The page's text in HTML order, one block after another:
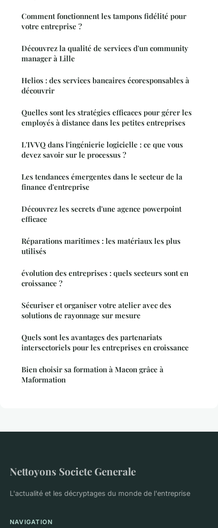
Comment fonctionnent les tampons fidélité pour
votre entreprise ?
Découvrez la qualité de services d'un community
manager à Lille
Helios : des services bancaires écoresponsables à
découvrir
Quelles sont les stratégies efficaces pour gérer les
employés à distance dans les petites entreprises
L'IVVQ dans l'ingénierie logicielle : ce que vous
devez savoir sur le processus ?
Les tendances émergentes dans le secteur de la
finance d'entreprise
Découvrez les secrets d'une agence powerpoint
efficace
Réparations maritimes : les matériaux les plus
utilisés
évolution des entreprises : quels secteurs sont en
croissance ?
Sécuriser et organiser votre atelier avec des
solutions de rayonnage sur mesure
Quels sont les avantages des partenariats
intersectoriels pour les entreprises en croissance
Bien choisir sa formation à Macon grâce à
Maformation
Nettoyons Societe Generale
L'actualité et les décryptages du monde de l'entreprise
NAVIGATION